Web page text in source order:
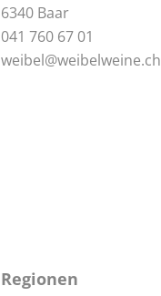
6340 Baar
041 760 67 01
weibel@weibelweine.ch
Regionen